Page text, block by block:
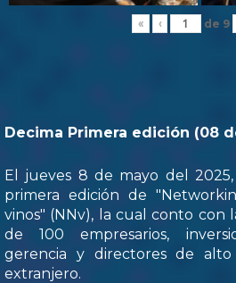
« ‹ de 9
Decima Primera edición (08
El jueves 8 de mayo del
primera edición de
vinos" (NNv), la cual conto con
de 100 empresarios,
gerencia y directores de
extranjero.